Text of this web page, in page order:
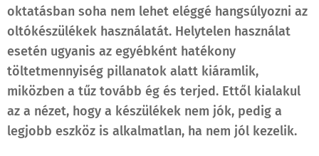
oktatásban soha nem lehet eléggé hangsúlyozni az
oltókészülékek használatát. Helytelen használat
esetén ugyanis az egyébként hatékony
töltetmennyiség pillanatok alatt kiáramlik,
miközben a tűz tovább ég és terjed. Ettől kialakul
az a nézet, hogy a készülékek nem jók, pedig a
legjobb eszköz is alkalmatlan, ha nem jól kezelik.